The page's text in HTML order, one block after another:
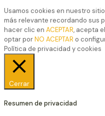
Usamos cookies en nuestro
más relevante recordando sus
hacer clic en ACEPTAR, acepta
optar porNO ACEPTAR o
Política de privacidad y cookies
Cerrar
Resumen de privacidad